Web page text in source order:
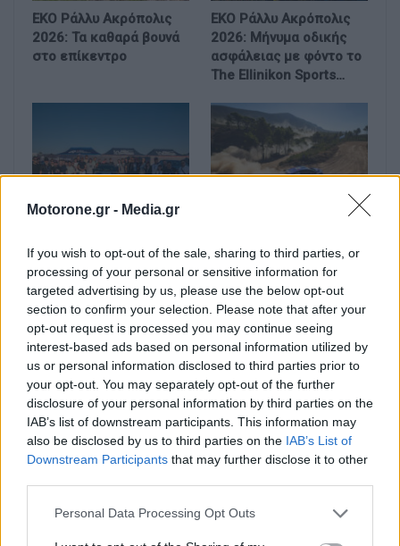
Motorone.gr - Media.gr
If you wish to opt-out of the sale, sharing to third parties, or
processing of your personal or sensitive information for
targeted advertising by us, please use the below opt-out
section to confirm your selection. Please note that after your
opt-out request is processed you may continue seeing
interest-based ads based on personal information utilized by
us or personal information disclosed to third parties prior to
your opt-out. You may separately opt-out of the further
disclosure of your personal information by third parties on the
IAB’s list of downstream participants. This information may
also be disclosed by us to third parties on the IAB’s List of
Downstream Participants that may further disclose it to other
Personal Data Processing Opt Outs
EKO Ράλλυ Ακρόπολις
2026: Τα καθαρά βουνά
στο επίκεντρο
EKO Ράλλυ Ακρόπολις
2026: Μήνυμα οδικής
ασφάλειας με φόντο το
The Ellinikon Sports…
πρωτοβουλία της Toyota
στο ΕΚΟ Ράλλυ
Ακρόπολις 2026
Καρανικόλα-Kακαβά του
Ford Car Center στο ΕΚΟ
Ράλλυ Ακρόπολις 2026